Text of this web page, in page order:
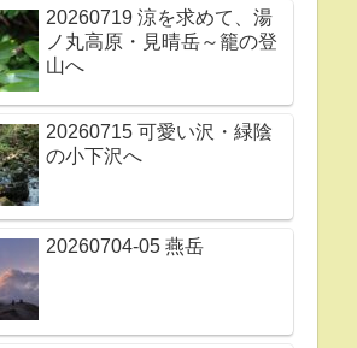
20260719 涼を求めて、湯
ノ丸高原・見晴岳～籠の登
山へ
20260715 可愛い沢・緑陰
の小下沢へ
20260704-05 燕岳